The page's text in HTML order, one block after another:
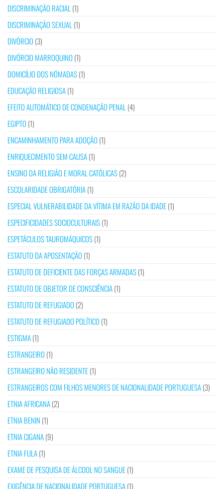
DISCRIMINAÇÃO RACIAL (1)
DISCRIMINAÇÃO SEXUAL (1)
DIVÓRCIO (3)
DIVÓRCIO MARROQUINO (1)
DOMICÍLIO DOS NÓMADAS(1)
EDUCAÇÃO RELIGIOSA(1)
EFEITO AUTOMÁTICO DE CONDENAÇÃO PENAL (4)
EGIPTO (1)
ENCAMINHAMENTO PARA ADOÇÃO (1)
ENRIQUECIMENTO SEM CAUSA(1)
ENSINO DA RELIGIÃO E MORAL CATÓLICAS(2)
ESCOLARIDADE OBRIGATÓRIA(1)
ESPECIAL VULNERABILIDADE DA VÍTIMA EM RAZÃO DA IDADE(1)
ESPECIFICIDADES SOCIOCULTURAIS(1)
ESPETÁCULOS TAUROMÁQUICOS(1)
ESTATUTO DA APOSENTAÇÃO (1)
ESTATUTO DE DEFICIENTE DAS FORÇAS ARMADAS(1)
ESTATUTO DE OBJETOR DE CONSCIÊNCIA(1)
ESTATUTO DE REFUGIADO (2)
ESTATUTO DE REFUGIADO POLÍTICO (1)
ESTIGMA(1)
ESTRANGEIRO (1)
ESTRANGEIRO NÃO RESIDENTE(1)
ESTRANGEIROS COM FILHOS MENORES DE NACIONALIDADE PORTUGUESA(3)
ETNIA AFRICANA(2)
ETNIA BENIN (1)
ETNIA CIGANA(9)
ETNIA FULA(1)
EXAME DE PESQUISA DE ÁLCOOL NO SANGUE(1)
EXIGÊNCIA DE NACIONALIDADE PORTUGUESA(1)